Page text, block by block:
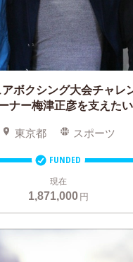
アボクシング大会チャレ
ナー梅津正彦を支えたい
東京都 スポーツ
FUNDED
現在
1,871,000円